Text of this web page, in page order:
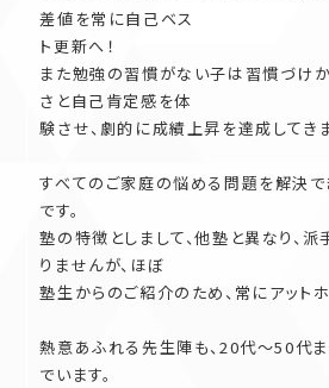
差値を常に自己ベス
ト更新へ！
また勉強の習慣がない子は習慣づけ
さと自己肯定感を体
験させ、劇的に成績上昇を達成してきま
すべてのご家庭の悩める問題を解決
です。
塾の特徴としまして、他塾と異なり、
りませんが、ほぼ
塾生からのご紹介のため、常にアット
熱意あふれる先生陣も、20代～50代
でいます。